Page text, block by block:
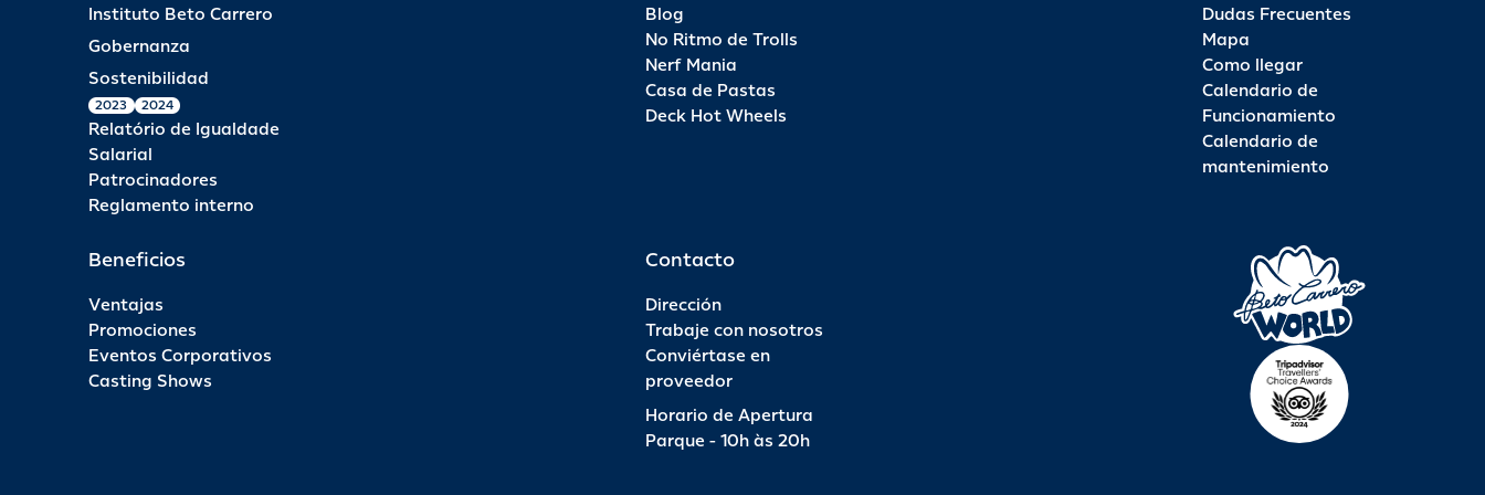
Instituto Beto Carrero
Gobernanza
Sostenibilidad
2023 2024
Relatório de Igualdade
Salarial
Patrocinadores
Reglamento interno
Blog
No Ritmo de Trolls
Nerf Mania
Casa de Pastas
Deck Hot Wheels
Dudas Frecuentes
Mapa
Como llegar
Calendario de
Funcionamiento
Calendario de
mantenimiento
Beneficios
Ventajas
Promociones
Eventos Corporativos
Casting Shows
Contacto
Dirección
Trabaje con nosotros
Conviértase en
proveedor
Horario de Apertura
Parque - 10h às 20h